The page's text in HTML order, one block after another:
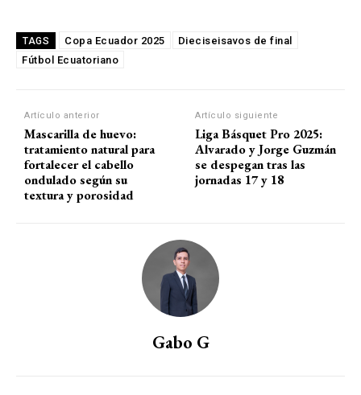
TAGS Copa Ecuador 2025
Dieciseisavos de final
Fútbol Ecuatoriano
Artículo anterior
Mascarilla de huevo:
tratamiento natural para
fortalecer el cabello
ondulado según su
textura y porosidad
Artículo siguiente
Liga Básquet Pro 2025:
Alvarado y Jorge Guzmán
se despegan tras las
jornadas 17 y 18
Gabo G